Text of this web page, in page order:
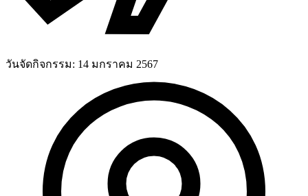
วันจัดกิจกรรม: 14 มกราคม 2567